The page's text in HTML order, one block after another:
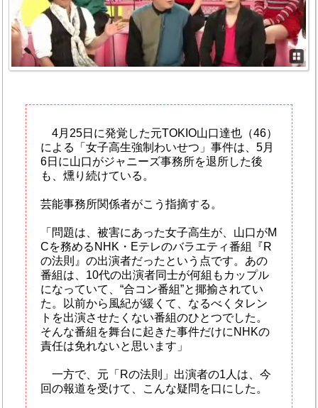
4月25日に発覚した元TOKIO山口達也（46）
による「女子高生強制わいせつ」事件は、5月
6日に山口がジャニーズ事務所を退所した後
も、燻り続けている。
芸能事務所関係者がこう指摘する。
「問題は、被害にあった女子高生が、山口がM
Cを務めるNHK・Eテレのバラエティ番組『R
の法則』の出演者だったという点です。あの
番組は、10代の出演者同士が何組もカップル
になっていて、“合コン番組”と揶揄されてい
た。以前から風紀が緩くて、なるべくタレン
トを出演させたくない番組のひとつでした。
そんな番組を舞台に起きた事件だけにNHKの
責任は免れないと思います」
一方で、元「Rの法則」出演者の1人は、今
回の報道を受けて、こんな疑問を口にした。